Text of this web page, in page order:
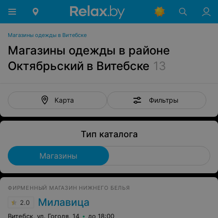
Магазины одежды в Витебске
Магазины одежды в районе
Октябрьский в Витебске 13
Карта Фильтры
Тип каталога
Магазины
ФИРМЕННЫЙ МАГАЗИН НИЖНЕГО БЕЛЬЯ
2.0 Милавица
Витебск, ул. Гоголя, 14 до 18:00